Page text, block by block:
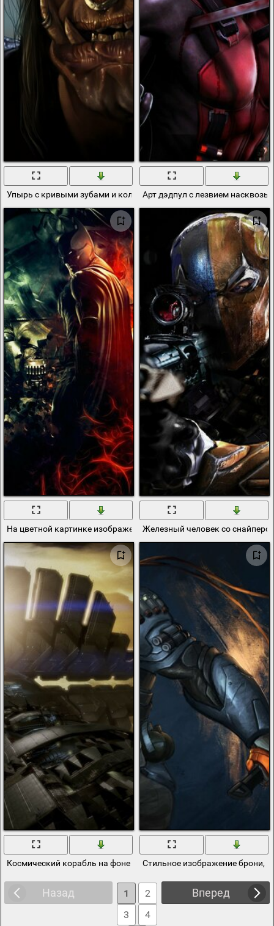
Упырь с кривыми зубами и кольцом в носуАрт дэдпул с лезвием насквозь
На цветной картинке изображены фантастические герои
Железный человек со
Космический корабль на фоне солнца и облаковСтильное изображение брони,
Назад Вперед
1
2
3
4